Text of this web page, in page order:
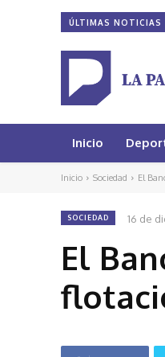
ÚLTIMAS NOTICIAS
Inicio
Inicio Sociedad El
SOCIEDAD 16 de
El